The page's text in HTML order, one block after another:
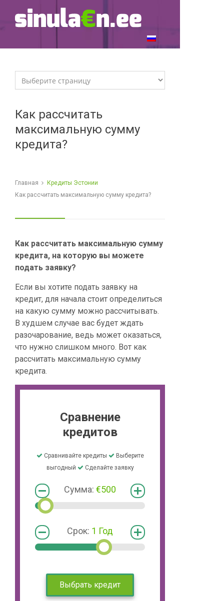
Как рассчитать
максимальную сумму
кредита?
Главная
Кредиты Эстонии
Как рассчитать максимальную сумму кредита?
Как рассчитать максимальную сумму
кредита, на которую вы можете
подать заявку?
Если вы хотите подать заявку на
кредит, для начала стоит определиться
на какую сумму можно рассчитывать.
В худшем случае вас будет ждать
разочарование, ведь может оказаться,
что нужно слишком много. Вот как
рассчитать максимальную сумму
кредита.
Сравнение
кредитов
Сравнивайте кредиты
Выберите
выгодный
Сделайте заявку
Сумма: €500
Срок: 1 Год
Выбрать кредит